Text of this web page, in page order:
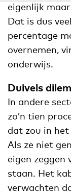
eigenlijk
Dat is dus
percentage
overnemen,
onderwijs.
Duivels
In andere
zo’n tien
dat zou in
Als ze niet
eigen zeggen
staan. Het
verwachten